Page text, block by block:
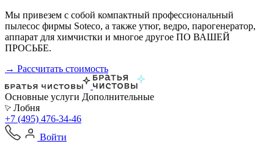
Мы привезем с собой компактный профессиональный
пылесос фирмы Soteco, а также утюг, ведро, парогенератор,
аппарат для химчистки и многое другое ПО ВАШЕЙ
ПРОСЬБЕ.
→ Рассчитать стоимость
Основные услуги Дополнительные
Лобня
+7 (495) 476-34-46
Войти